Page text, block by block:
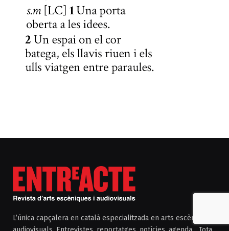
L’única capçalera en català especialitzada en arts escèniques i